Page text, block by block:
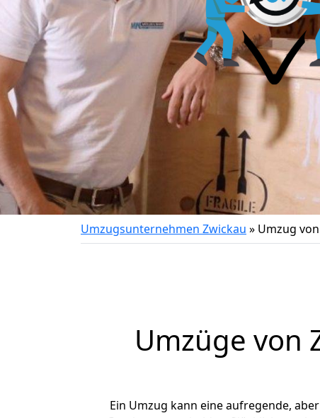
Umzugsunternehmen Zwickau » Umzug
Umzüge von
Ein Umzug kann eine aufregende,